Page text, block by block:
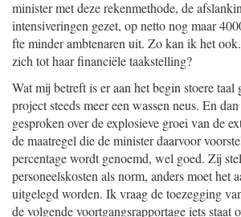
minister met deze rekenmethode, de
intensiveringen gezet, op netto nog maar
fte minder ambtenaren uit. Zo kan ik het
zich tot haar financiële taakstelling?
Wat mij betreft is er aan het begin stoere
project steeds meer een wassen neus. En
gesproken over de explosieve groei van de
de maatregel die de minister daarvoor
percentage wordt genoemd, wel goed. Zij
personeelskosten als norm, anders moet het
uitgelegd worden. Ik vraag de toezegging
de volgende voortgangsrapportage iets staat